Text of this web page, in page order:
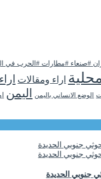
#صنعاء #مطارات #الحرب في
اراء ومقالات
الوضع الانساني باليمن اليمن
جنوبي الحديدة